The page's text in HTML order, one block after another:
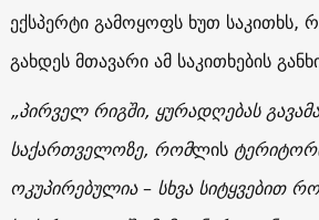
ექსპერტი გამოყოფს ხუთ საკითხს,
გახდეს მთავარი ამ საკითხების
„პირველ რიგში, ყურადღებას
საქართველოზე, რომლის
ოკუპირებულია–სხვა სიტყვებით